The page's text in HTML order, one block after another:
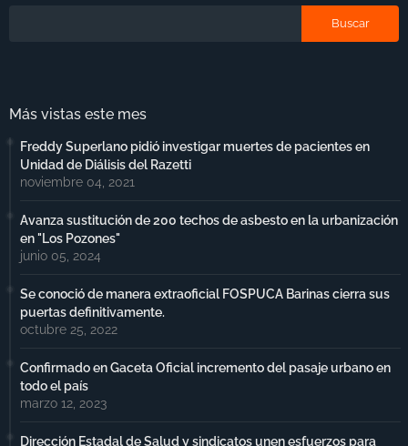
Más vistas este mes
Freddy Superlano pidió investigar muertes de pacientes en
Unidad de Diálisis del Razetti
noviembre 04, 2021
Avanza sustitución de 200 techos de asbesto en la urbanización
en "Los Pozones"
junio 05, 2024
Se conoció de manera extraoficial FOSPUCA Barinas cierra sus
puertas definitivamente.
octubre 25, 2022
Confirmado en Gaceta Oficial incremento del pasaje urbano en
todo el país
marzo 12, 2023
Dirección Estadal de Salud y sindicatos unen esfuerzos para